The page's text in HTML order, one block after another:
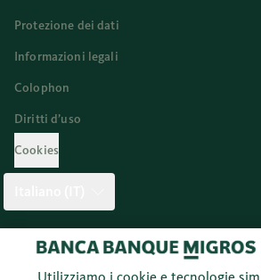
Protezione dei dati
Informazioni legali
Colophon
Diritti d’uso
Cookies
Twitter Facebook Blog